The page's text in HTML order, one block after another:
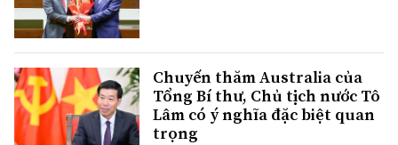
Chuyến thăm Australia của
Tổng Bí thư, Chủ tịch nước Tô
Lâm có ý nghĩa đặc biệt quan
trọng